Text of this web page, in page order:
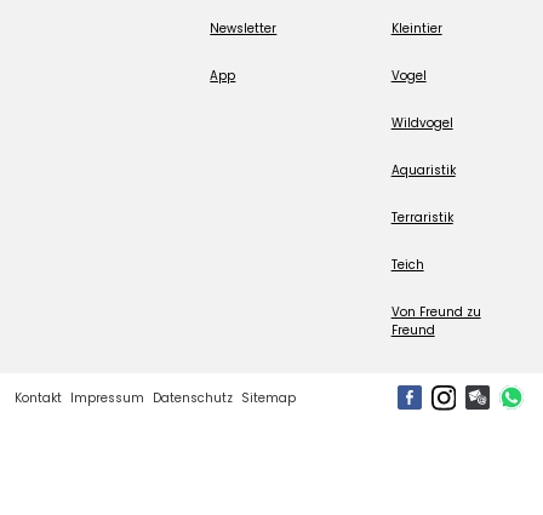
Newsletter
App
Kleintier
Vogel
Wildvogel
Aquaristik
Terraristik
Teich
Von Freund zu
Freund
Kontakt Impressum Datenschutz Sitemap